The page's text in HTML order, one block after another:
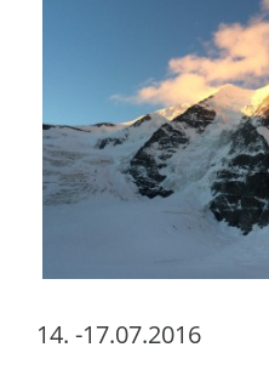
14. -17.07.2016